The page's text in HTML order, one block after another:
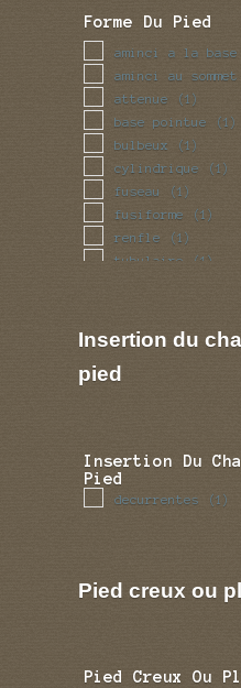
Forme Du Pied
aminci a la base
aminci au sommet
attenue (1)
base pointue (1)
bulbeux (1)
cylindrique (1)
fuseau (1)
fusiforme (1)
renfle (1)
tubulaire (1)
Insertion du
pied
Insertion Du
Pied
decurrentes (1)
Pied creux ou
Pied Creux Ou